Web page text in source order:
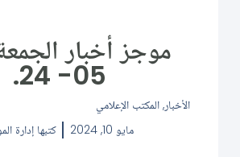
05- 24.
الأخبار, المكتب الإعلامي
مايو 10, 2024
كتبها إدارة